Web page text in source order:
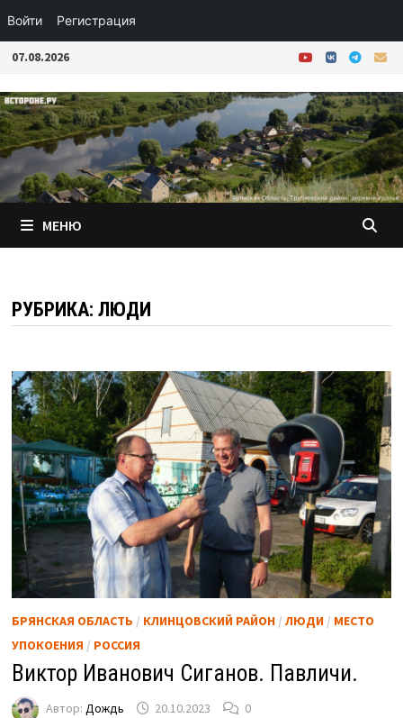
Войти Регистрация
Перейти
содержимому
07.08.2026
МЕНЮ
РУБРИКА: ЛЮДИ
БРЯНСКАЯ ОБЛАСТЬ / КЛИНЦОВСКИЙ РАЙОН/ЛЮДИ/ МЕСТО
УПОКОЕНИЯ / РОССИЯ
Виктор Иванович Сиганов. Павличи.
Автор: Дождь 20.10.2023 0